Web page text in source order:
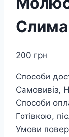
200 грн
Способи
Самовивіз,
Способи
Готівкою,
Умови